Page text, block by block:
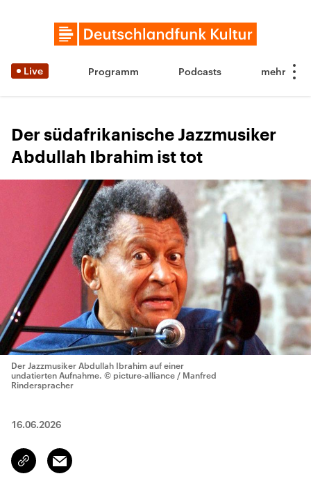
Live Programm Podcasts
Der südafrikanische Jazzmusiker
Abdullah Ibrahim ist tot
Der Jazzmusiker Abdullah Ibrahim auf einer
undatierten Aufnahme. © picture-alliance / Manfred
Rinderspracher
16.06.2026
Link
kopieren/teilen
Email